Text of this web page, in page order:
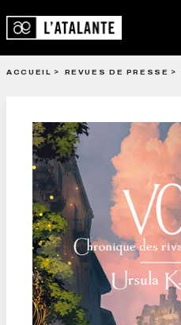
ACCUEIL REVUES DE PRESSE